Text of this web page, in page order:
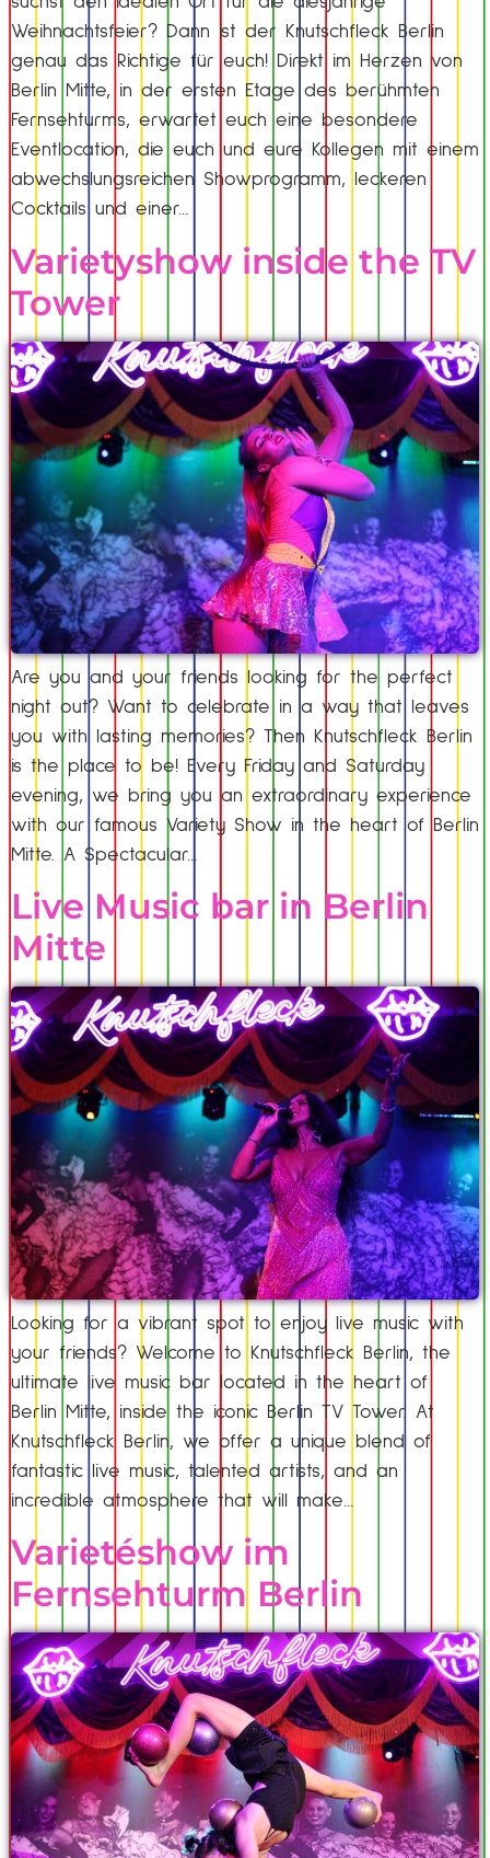
Weihnachtsfeier? Dann ist der Knutschfleck Berlin
genau das Richtige für euch! Direkt im Herzen von
Berlin Mitte, in der ersten Etage des berühmten
Fernsehturms, erwartet euch eine besondere
Eventlocation, die euch und eure Kollegen mit einem
abwechslungsreichen Showprogramm, leckeren
Cocktails und einer…
Varietyshow inside the TV
Tower
Are you and your friends looking for the perfect
night out? Want to celebrate in a way that leaves
you with lasting memories? Then Knutschfleck Berlin
is the place to be! Every Friday and Saturday
evening, we bring you an extraordinary experience
with our famous Variety Show in the heart of Berlin
Mitte. A Spectacular…
Live Music bar in Berlin
Mitte
Looking for a vibrant spot to enjoy live music with
your friends? Welcome to Knutschfleck Berlin, the
ultimate live music bar located in the heart of
Berlin Mitte, inside the iconic Berlin TV Tower. At
Knutschfleck Berlin, we offer a unique blend of
fantastic live music, talented artists, and an
incredible atmosphere that will make…
Varietéshow im
Fernsehturm Berlin